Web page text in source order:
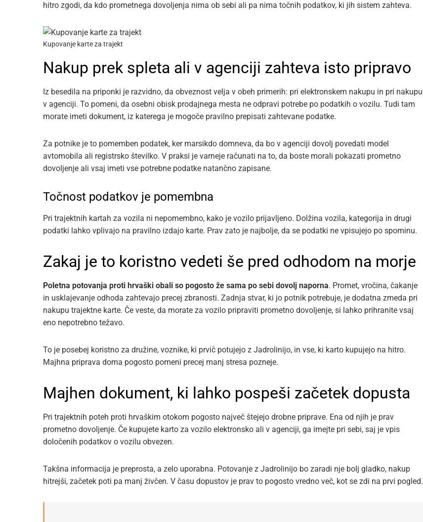
hitro zgodi, da kdo prometnega dovoljenja nima ob sebi ali pa nima točnih podatkov, ki jih sistem zahteva.
Kupovanje karte za trajekt
Nakup prek spleta ali v agenciji zahteva isto pripravo
Iz besedila na priponki je razvidno, da obveznost velja v obeh primerih: pri elektronskem nakupu in pri nakupu
v agenciji. To pomeni, da osebni obisk prodajnega mesta ne odpravi potrebe po podatkih o vozilu. Tudi tam
morate imeti dokument, iz katerega je mogoče pravilno prepisati zahtevane podatke.
Za potnike je to pomemben podatek, ker marsikdo domneva, da bo v agenciji dovolj povedati model
avtomobila ali registrsko številko. V praksi je varneje računati na to, da boste morali pokazati prometno
dovoljenje ali vsaj imeti vse potrebne podatke natančno zapisane.
Točnost podatkov je pomembna
Pri trajektnih kartah za vozila ni nepomembno, kako je vozilo prijavljeno. Dolžina vozila, kategorija in drugi
podatki lahko vplivajo na pravilno izdajo karte. Prav zato je najbolje, da se podatki ne vpisujejo po spominu.
Zakaj je to koristno vedeti še pred odhodom na morje
Poletna potovanja proti hrvaški obali so pogosto že sama po sebi dovolj naporna. Promet, vročina, čakanje
in usklajevanje odhoda zahtevajo precej zbranosti. Zadnja stvar, ki jo potnik potrebuje, je dodatna zmeda pri
nakupu trajektne karte. Če veste, da morate za vozilo pripraviti prometno dovoljenje, si lahko prihranite vsaj
eno nepotrebno težavo.
To je posebej koristno za družine, voznike, ki prvič potujejo z Jadrolinijo, in vse, ki karto kupujejo na hitro.
Majhna priprava doma pogosto pomeni precej manj stresa pozneje.
Majhen dokument, ki lahko pospeši začetek dopusta
Pri trajektnih poteh proti hrvaškim otokom pogosto največ štejejo drobne priprave. Ena od njih je prav
prometno dovoljenje. Če kupujete karto za vozilo elektronsko ali v agenciji, ga imejte pri sebi, saj je vpis
določenih podatkov o vozilu obvezen.
Takšna informacija je preprosta, a zelo uporabna. Potovanje z Jadrolinijo bo zaradi nje bolj gladko, nakup
hitrejši, začetek poti pa manj živčen. V času dopustov je prav to pogosto vredno več, kot se zdi na prvi pogled.